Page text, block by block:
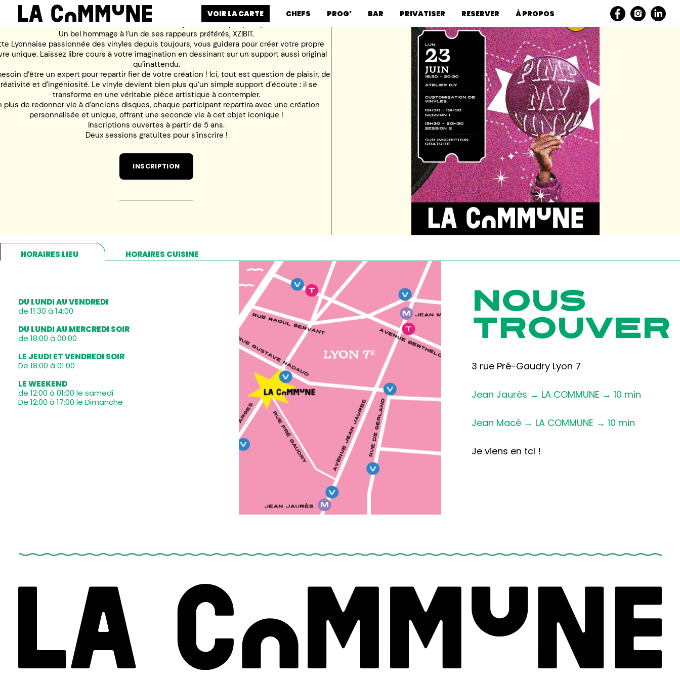
VOIR LA CARTE CHEFS PROG’ BAR PRIVATISER RESERVER
À PROPOS
Découvrez l’atelier incontournable de Dj Sunlet : Pimp My Vinyl !
Un bel hommage à l’un de ses rappeurs préférés, XZIBIT.
Lyonnaise passionnée des vinyles depuis toujours, vous guidera pour créer votre propre
unique. Laissez libre cours à votre imagination en dessinant sur un support aussi original
qu’inattendu.
d’être un expert pour repartir fier de votre création ! Ici, tout est question de plaisir, de
et d’ingéniosité. Le vinyle devient bien plus qu’un simple support d’écoute : il se
transforme en une véritable pièce artistique à contempler.
plus de redonner vie à d’anciens disques, chaque participant repartira avec une création
personnalisée et unique, offrant une seconde vie à cet objet iconique !
Inscriptions ouvertes à partir de 5 ans.
Deux sessions gratuites pour s’inscrire !
INSCRIPTION
HORAIRES LIEU HORAIRES CUISINE
DU LUNDI AU VENDREDI
de 11:30 à 14:00
DU LUNDI AU MERCREDI SOIR
de 18:00 à 00:00
LE JEUDI ET VENDREDI SOIR
De 18:00 à 01:00
LE WEEKEND
de 12:00 à 01:00 le samedi
De 12:00 à 17:00 le Dimanche
NOUS
TROUVER
3 rue Pré-Gaudry Lyon 7
Jean Jaurès → LA COMMUNE → 10 min
Jean Macé → LA COMMUNE → 10 min
Je viens en tcl !